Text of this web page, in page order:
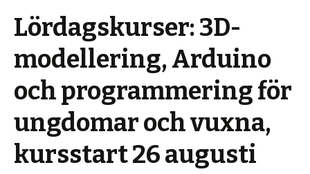
Lördagskurser: 3D-
modellering, Arduino
och programmering för
ungdomar och vuxna,
kursstart 26 augusti